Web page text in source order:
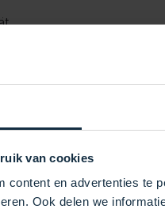
van cookies
content en advertenties te
Ook delen we
Witterungseinflüssen
Aussehen
Komfort und